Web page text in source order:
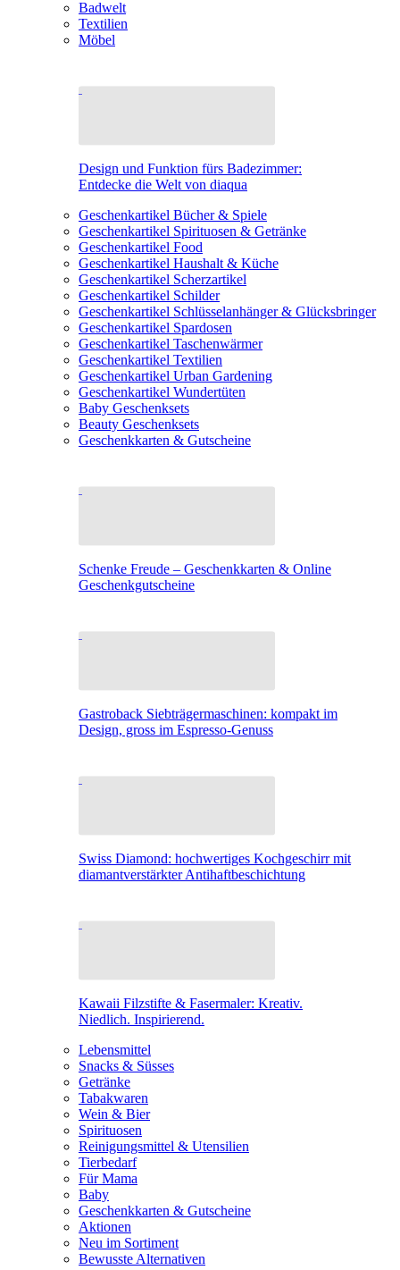
Badwelt
Textilien
Möbel
Design und Funktion fürs Badezimmer:
Entdecke die Welt von diaqua
Geschenkartikel Bücher & Spiele
Geschenkartikel Spirituosen & Getränke
Geschenkartikel Food
Geschenkartikel Haushalt & Küche
Geschenkartikel Scherzartikel
Geschenkartikel Schilder
Geschenkartikel Schlüsselanhänger & Glücksbringer
Geschenkartikel Spardosen
Geschenkartikel Taschenwärmer
Geschenkartikel Textilien
Geschenkartikel Urban Gardening
Geschenkartikel Wundertüten
Baby Geschenksets
Beauty Geschenksets
Geschenkkarten & Gutscheine
Schenke Freude – Geschenkkarten & Online
Geschenkgutscheine
Gastroback Siebträgermaschinen: kompakt im
Design, gross im Espresso-Genuss
Swiss Diamond: hochwertiges Kochgeschirr mit
diamantverstärkter Antihaftbeschichtung
Kawaii Filzstifte & Fasermaler: Kreativ.
Niedlich. Inspirierend.
Lebensmittel
Snacks & Süsses
Getränke
Tabakwaren
Wein & Bier
Spirituosen
Reinigungsmittel & Utensilien
Tierbedarf
Für Mama
Baby
Geschenkkarten & Gutscheine
Aktionen
Neu im Sortiment
Bewusste Alternativen